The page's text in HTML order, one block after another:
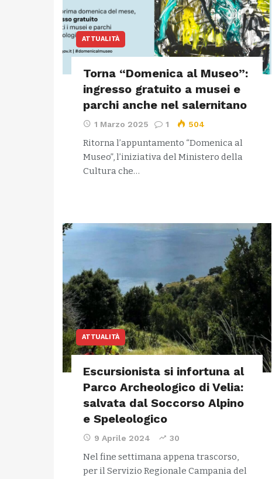
ATTUALITÀ
Torna “Domenica al Museo”:
ingresso gratuito a musei e
parchi anche nel salernitano
1 Marzo 2025 1 504
Ritorna l’appuntamento “Domenica al
Museo”, l’iniziativa del Ministero della
Cultura che…
ATTUALITÀ
Escursionista si infortuna al
Parco Archeologico di Velia:
salvata dal Soccorso Alpino
e Speleologico
9 Aprile 2024 30
Nel fine settimana appena trascorso,
per il Servizio Regionale Campania del